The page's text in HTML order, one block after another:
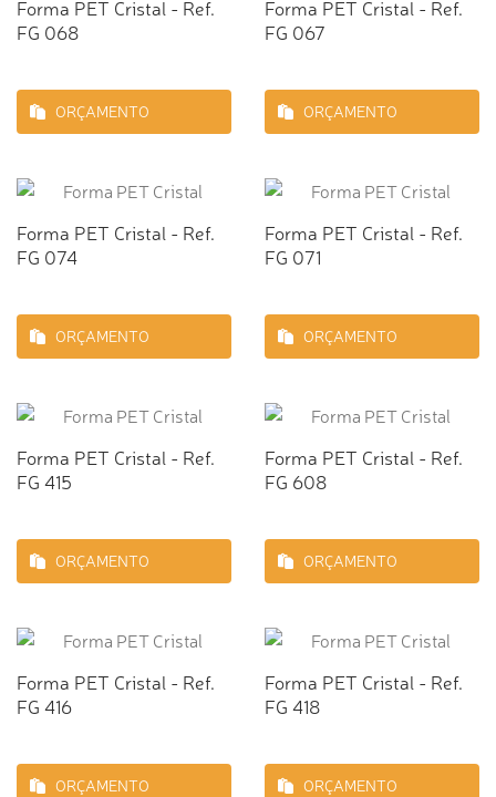
Forma PET Cristal - Ref.
FG 068
ORÇAMENTO
Forma PET Cristal - Ref.
FG 067
ORÇAMENTO
Forma PET Cristal - Ref.
FG 074
ORÇAMENTO
Forma PET Cristal - Ref.
FG 071
ORÇAMENTO
Forma PET Cristal - Ref.
FG 415
ORÇAMENTO
Forma PET Cristal - Ref.
FG 608
ORÇAMENTO
Forma PET Cristal - Ref.
FG 416
ORÇAMENTO
Forma PET Cristal - Ref.
FG 418
ORÇAMENTO